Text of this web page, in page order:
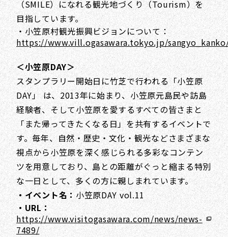
（SMILE）になれる観光地づくり（Tourism）を
目指しています。
・小笠原村観光振興ビジョンについて：
https://www.vill.ogasawara.tokyo.jp/
＜小笠原DAY＞
スタンプラリー開始日に竹芝で行われる「小笠原
DAY」 は、2013年に始まり、小笠原元島民や訪島
経験者、そして小笠原を愛するすべての皆さまと
「また帰ってきたくなる日」を共有するイベントで
す。毎年、自然・歴史・文化・観光などさまざまな
視点から小笠原を深く感じられる多彩なコンテン
ツを用意しており、島との距離がぐっと縮まる特別
な一日として、多くの方に親しまれています。
・イベント名：小笠原DAY vol.11
・URL：
https://www.visitogasawara.com/news/news-
7489/